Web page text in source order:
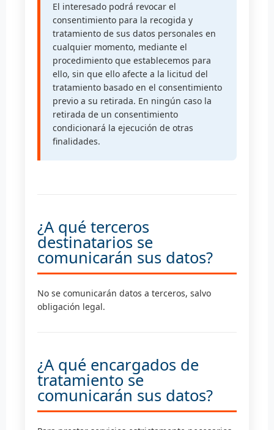
El interesado podrá revocar el
consentimiento para la recogida y
tratamiento de sus datos personales en
cualquier momento, mediante el
procedimiento que establecemos para
ello, sin que ello afecte a la licitud del
tratamiento basado en el consentimiento
previo a su retirada. En ningún caso la
retirada de un consentimiento
condicionará la ejecución de otras
finalidades.
¿A qué terceros
destinatarios se
comunicarán sus datos?
No se comunicarán datos a terceros, salvo
obligación legal.
¿A qué encargados de
tratamiento se
comunicarán sus datos?